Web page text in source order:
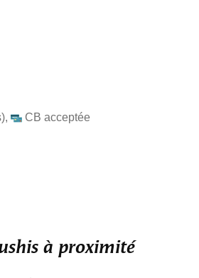
,
CB acceptée
à proximité